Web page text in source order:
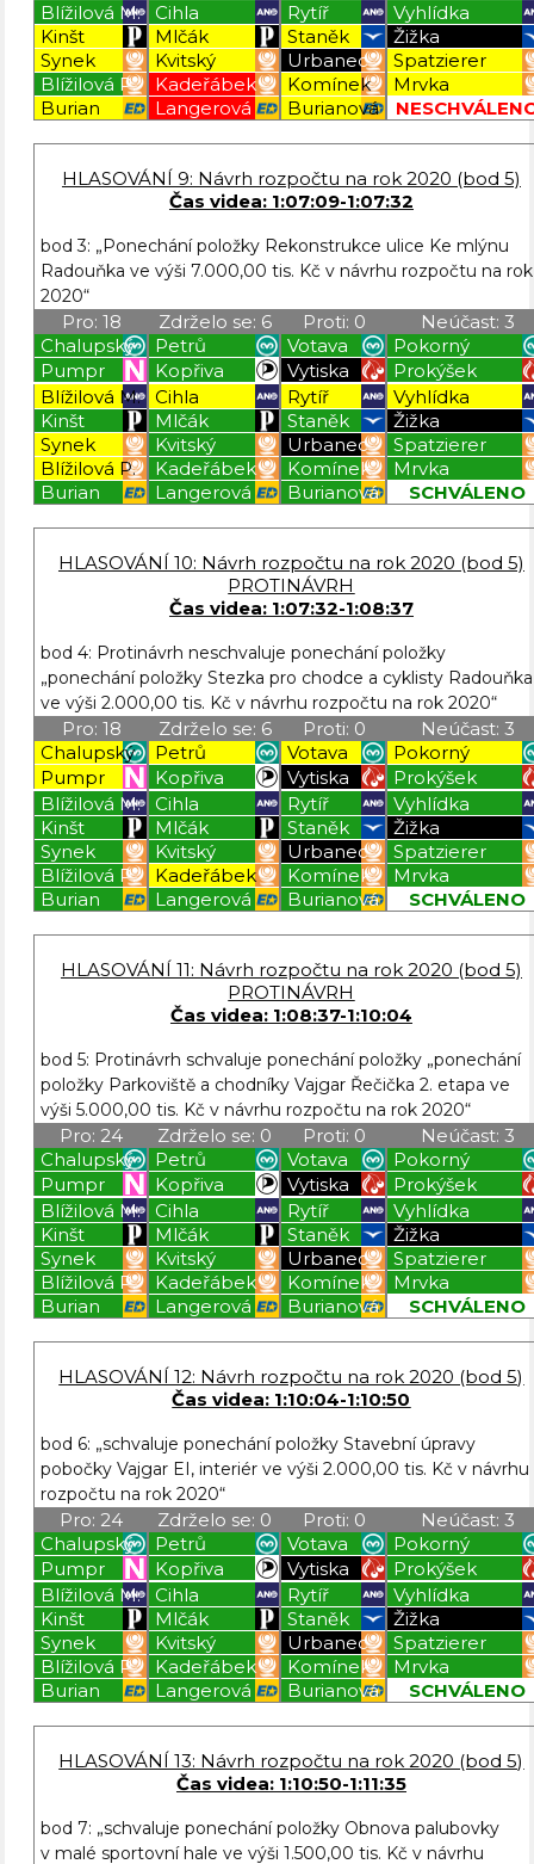
Blížilová M.
Cihla Rytíř
Vyhlídka
Kinšt
Mlčák Staněk
Žižka
Synek
Kvitský Urbanec
Spatzierer
Blížilová P.
Kadeřábek Komínek
Mrvka
Burian
Langerová Burianová
HLASOVÁNÍ 9: Návrh rozpočtu na rok 2020 (bod 5)
Čas videa: 1:07:09-1:07:32
bod 3: „Ponechání položky Rekonstrukce ulice Ke mlýnu
Radouňka ve výši 7.000,00 tis. Kč v návrhu rozpočtu na rok
2020“
Pro: 18 Zdrželo se: 6 Proti: 0
Neúčast: 3
Chalupský
Petrů Votava
Pokorný
Pumpr
Kopřiva Vytiska
Prokýšek
Blížilová M.
Cihla Rytíř
Vyhlídka
Kinšt
Mlčák Staněk
Žižka
Synek
Kvitský Urbanec
Spatzierer
Blížilová P.
Kadeřábek Komínek
Mrvka
Burian
Langerová Burianová
SCHVÁLENO
HLASOVÁNÍ 10: Návrh rozpočtu na rok 2020 (bod 5)
PROTINÁVRH
Čas videa: 1:07:32-1:08:37
bod 4: Protinávrh neschvaluje ponechání položky
„ponechání položky Stezka pro chodce a cyklisty Radouňka
ve výši 2.000,00 tis. Kč v návrhu rozpočtu na rok 2020“
Pro: 18 Zdrželo se: 6 Proti: 0
Neúčast: 3
Chalupský
Petrů Votava
Pokorný
Pumpr
Kopřiva Vytiska
Prokýšek
Blížilová M.
Cihla Rytíř
Vyhlídka
Kinšt
Mlčák Staněk
Žižka
Synek
Kvitský Urbanec
Spatzierer
Blížilová P.
Kadeřábek Komínek
Mrvka
Burian
Langerová Burianová
SCHVÁLENO
HLASOVÁNÍ 11: Návrh rozpočtu na rok 2020 (bod 5)
PROTINÁVRH
Čas videa: 1:08:37-1:10:04
bod 5: Protinávrh schvaluje ponechání položky „ponechání
položky Parkoviště a chodníky Vajgar Řečička 2. etapa ve
výši 5.000,00 tis. Kč v návrhu rozpočtu na rok 2020“
Pro: 24 Zdrželo se: 0 Proti: 0
Neúčast: 3
Chalupský
Petrů Votava
Pokorný
Pumpr
Kopřiva Vytiska
Prokýšek
Blížilová M.
Cihla Rytíř
Vyhlídka
Kinšt
Mlčák Staněk
Žižka
Synek
Kvitský Urbanec
Spatzierer
Blížilová P.
Kadeřábek Komínek
Mrvka
Burian
Langerová Burianová
SCHVÁLENO
HLASOVÁNÍ 12: Návrh rozpočtu na rok 2020 (bod 5)
Čas videa: 1:10:04-1:10:50
bod 6: „schvaluje ponechání položky Stavební úpravy
pobočky Vajgar EI, interiér ve výši 2.000,00 tis. Kč v návrhu
rozpočtu na rok 2020“
Pro: 24 Zdrželo se: 0 Proti: 0
Neúčast: 3
Chalupský
Petrů Votava
Pokorný
Pumpr
Kopřiva Vytiska
Prokýšek
Blížilová M.
Cihla Rytíř
Vyhlídka
Kinšt
Mlčák Staněk
Žižka
Synek
Kvitský Urbanec
Spatzierer
Blížilová P.
Kadeřábek Komínek
Mrvka
Burian
Langerová Burianová
SCHVÁLENO
HLASOVÁNÍ 13: Návrh rozpočtu na rok 2020 (bod 5)
Čas videa: 1:10:50-1:11:35
bod 7: „schvaluje ponechání položky Obnova palubovky
v malé sportovní hale ve výši 1.500,00 tis. Kč v návrhu